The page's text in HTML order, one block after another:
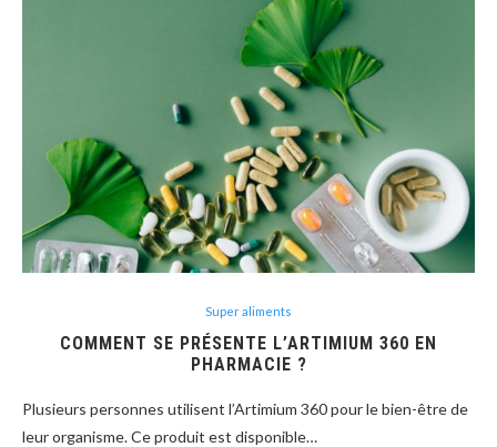
Super aliments
COMMENT SE PRÉSENTE L’ARTIMIUM 360 EN
PHARMACIE ?
Plusieurs personnes utilisent l’Artimium 360 pour le bien-être de
leur organisme. Ce produit est disponible…